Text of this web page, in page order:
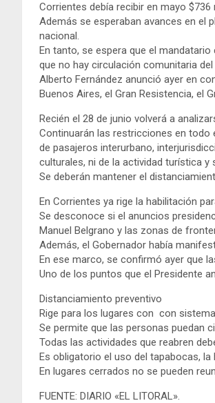
Corrientes debía recibir en mayo
Además se esperaban avances en el
nacional.
En tanto, se espera que el
que no hay circulación comunitaria del
Alberto Fernández anunció ayer en
Buenos Aires, el Gran Resistencia, el
Recién el 28 de junio volverá a
Continuarán las restricciones en todo
de pasajeros interurbano,
culturales, ni de la actividad turística
Se deberán mantener el
En Corrientes ya rige la habilitación
Se desconoce si el anuncios
Manuel Belgrano y las zonas de
Además, el Gobernador había
En ese marco, se confirmó ayer que
Uno de los puntos que el Presidente
Distanciamiento preventivo
Rige para los lugares con con
Se permite que las personas puedan
Todas las actividades que reabren
Es obligatorio el uso del tapabocas,
En lugares cerrados no se pueden
FUENTE: DIARIO «EL LITORAL».